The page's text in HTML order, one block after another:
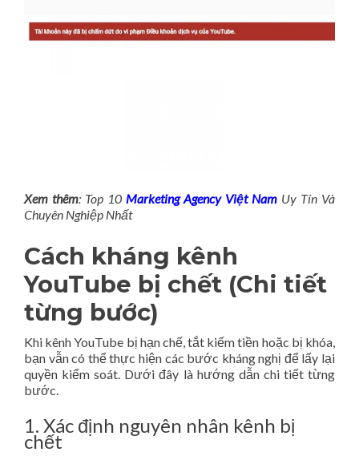
Xem thêm: Top 10 Marketing Agency Việt Nam Uy Tín Và
Chuyên Nghiệp Nhất
Cách kháng kênh
YouTube bị chết (Chi tiết
từng bước)
Khi kênh YouTube bị hạn chế, tắt kiếm tiền hoặc bị khóa,
bạn vẫn có thể thực hiện các bước kháng nghị để lấy lại
quyền kiểm soát. Dưới đây là hướng dẫn chi tiết từng
bước.
1. Xác định nguyên nhân kênh bị
chết